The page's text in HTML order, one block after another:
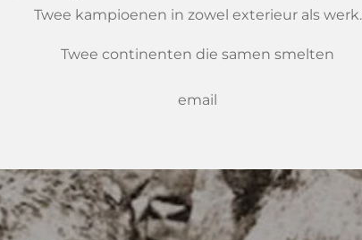
Twee kampioenen in zowel exterieur als werk.
Twee continenten die samen smelten
email